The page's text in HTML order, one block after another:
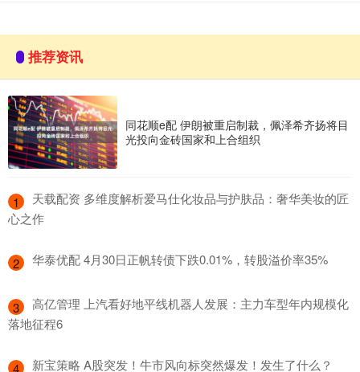
推荐资讯
同花顺e配 伊朗被重启制裁，佩泽希齐扬将目
光投向金砖国家和上合组织
1
​天载配资 多维度解析爱马仕化妆品与护肤品：奢华美妆的匠
心之作
2 ​华泰优配 4月30日正帆转债下跌0.01%，转股溢价率35%
3
​高亿管理 上汽看好地平线机器人发展：主力车型年内规模化
落地征程6
4 ​新宝策略 A股突发！牛市风向标突然爆发！发生了什么？